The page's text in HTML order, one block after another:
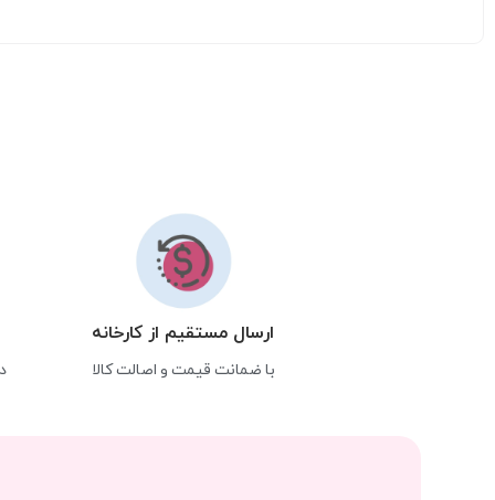
ارسال مستقیم از کارخانه
با ضمانت قیمت و اصالت کالا